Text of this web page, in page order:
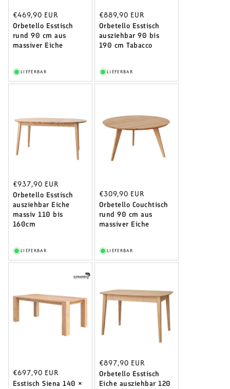
Normaler
Preis
€469,90 EUR
Orbetello Esstisch
rund 90 cm aus
massiver Eiche
LIEFERBAR
Normaler
Preis
€889,90 EUR
Orbetello Esstisch
ausziehbar 90 bis
190 cm Tabacco
LIEFERBAR
Normaler
Preis
€937,90 EUR
Orbetello Esstisch
ausziehbar Eiche
massiv 110 bis
160cm
LIEFERBAR
Normaler
Preis
€309,90 EUR
Orbetello Couchtisch
rund 90 cm aus
massiver Eiche
LIEFERBAR
Normaler
Preis
€697,90 EUR
Esstisch Siena 140 ×
Normaler
Preis
€897,90 EUR
Orbetello Esstisch
Eiche ausziehbar 120